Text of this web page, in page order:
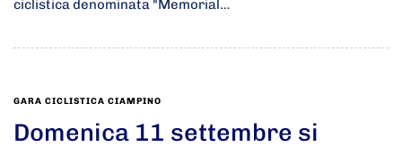
ciclistica denominata "Memorial…
GARA CICLISTICA CIAMPINO
Domenica 11 settembre si